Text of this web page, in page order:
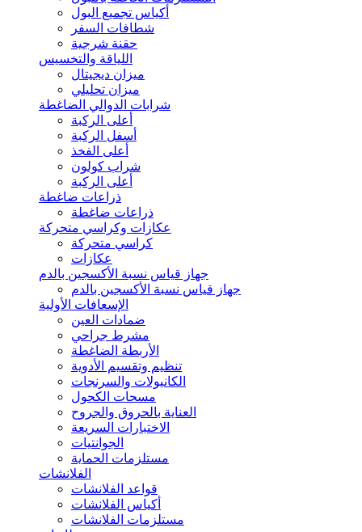
أكياس تجميع البول
شطافات السفر
حقنة شرجية
اللياقة والتخسيس
ميزان ديجيتال
ميزان تحليلي
شرابات الدوالي الضاغطة
أعلى الركبة
أسفل الركبة
أعلى الفخذ
شراب كولون
أعلى الركبة
ذراعات ضاغطة
ذراعات ضاغطة
عكازات وكراسي متحركة
كراسي متحركة
عكازات
جهاز قياس نسبة الأكسجين بالدم
جهاز قياس نسبة الأكسجين بالدم
الإسعافات الأولية
ضمادات العين
مشرط جراحي
الأربطة الضاغطة
تنظيم وتقسيم الأدوية
الكانيولات والسرنجات
مسحات الكحول
العناية بالحروق والجروح
الاختبارات السريعة
الجوانتيات
مستلزمات الحماية
الفلانشات
قواعد الفلانشات
أكياس الفلانشات
مستلزمات الفلانشات